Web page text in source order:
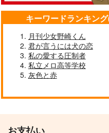
キーワードランキン
月刊少女野崎くん
君が言うには犬の恋
私の愛する圧制者
私立メロ高等学校
灰色と赤